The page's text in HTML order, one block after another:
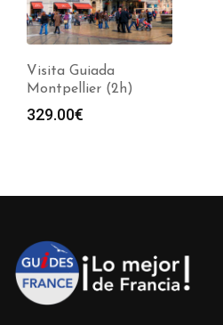
Visita Guiada
Montpellier (2h)
329.00€